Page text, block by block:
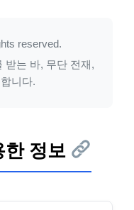
reserved.
받는 바, 무단 전재,
니다.
한 정보